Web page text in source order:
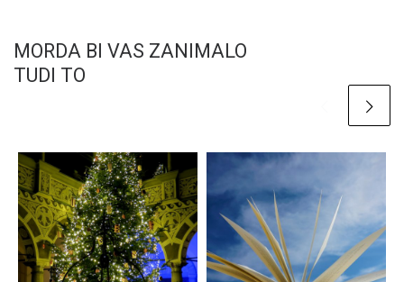
MORDA BI VAS ZANIMALO
TUDI TO